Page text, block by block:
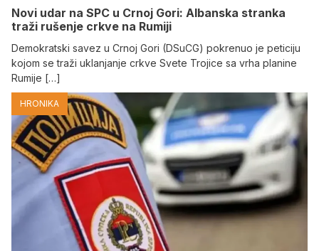
Novi udar na SPC u Crnoj Gori: Albanska stranka
traži rušenje crkve na Rumiji
Demokratski savez u Crnoj Gori (DSuCG) pokrenuo je peticiju
kojom se traži uklanjanje crkve Svete Trojice sa vrha planine
Rumije […]
HRONIKA